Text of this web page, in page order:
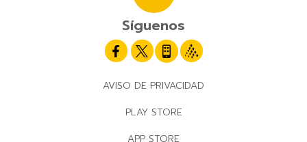
Síguenos
AVISO DE PRIVACIDAD
PLAY STORE
APP STORE